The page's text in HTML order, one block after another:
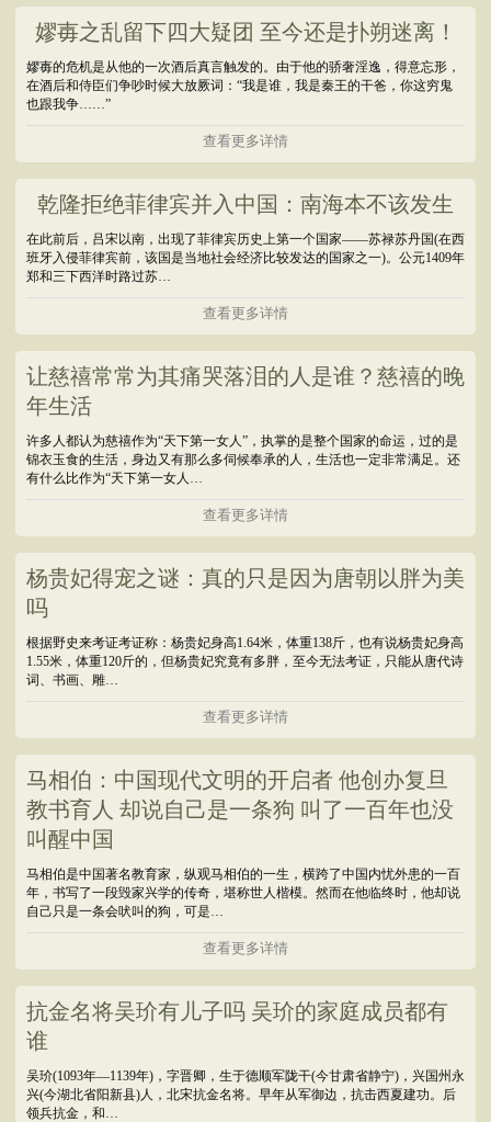
嫪毐之乱留下四大疑团 至今还是扑朔迷离！
嫪毐的危机是从他的一次酒后真言触发的。由于他的骄奢淫逸，得意忘形，
在酒后和侍臣们争吵时候大放厥词：“我是谁，我是秦王的干爸，你这穷鬼
也跟我争……”
查看更多详情
乾隆拒绝菲律宾并入中国：南海本不该发生
在此前后，吕宋以南，出现了菲律宾历史上第一个国家——苏禄苏丹国(在西
班牙入侵菲律宾前，该国是当地社会经济比较发达的国家之一)。公元1409年
郑和三下西洋时路过苏…
查看更多详情
让慈禧常常为其痛哭落泪的人是谁？慈禧的晚
年生活
许多人都认为慈禧作为“天下第一女人”，执掌的是整个国家的命运，过的是
锦衣玉食的生活，身边又有那么多伺候奉承的人，生活也一定非常满足。还
有什么比作为“天下第一女人…
查看更多详情
杨贵妃得宠之谜：真的只是因为唐朝以胖为美
吗
根据野史来考证考证称：杨贵妃身高1.64米，体重138斤，也有说杨贵妃身高
1.55米，体重120斤的，但杨贵妃究竟有多胖，至今无法考证，只能从唐代诗
词、书画、雕…
查看更多详情
马相伯：中国现代文明的开启者 他创办复旦
教书育人 却说自己是一条狗 叫了一百年也没
叫醒中国
马相伯是中国著名教育家，纵观马相伯的一生，横跨了中国内忧外患的一百
年，书写了一段毁家兴学的传奇，堪称世人楷模。然而在他临终时，他却说
自己只是一条会吠叫的狗，可是…
查看更多详情
抗金名将吴玠有儿子吗 吴玠的家庭成员都有
谁
吴玠(1093年—1139年)，字晋卿，生于德顺军陇干(今甘肃省静宁)，兴国州永
兴(今湖北省阳新县)人，北宋抗金名将。早年从军御边，抗击西夏建功。后
领兵抗金，和…